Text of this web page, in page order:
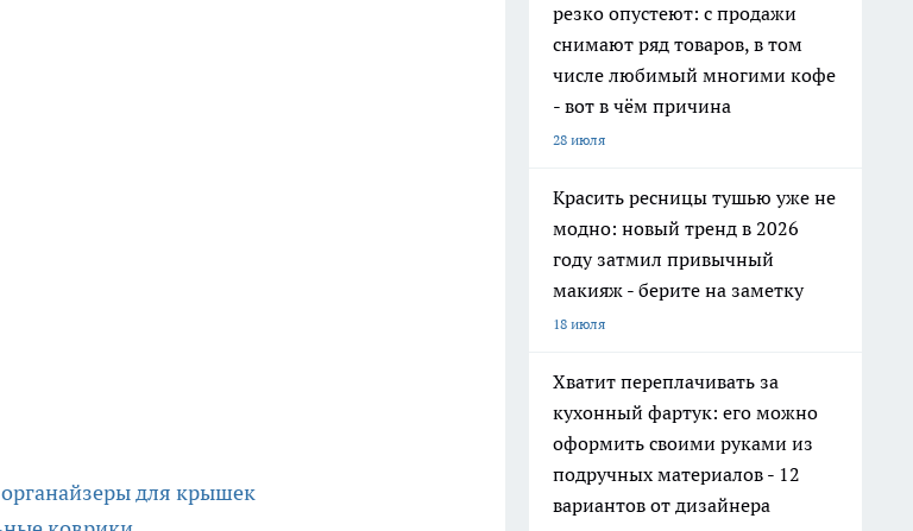
для крышек
резко опустеют: с продажи
снимают ряд товаров, в том
числе любимый многими кофе
- вот в чём причина
28 июля
Красить ресницы тушью уже не
модно: новый тренд в 2026
году затмил привычный
макияж - берите на заметку
18 июля
Хватит переплачивать за
кухонный фартук: его можно
оформить своими руками из
подручных материалов - 12
вариантов от дизайнера